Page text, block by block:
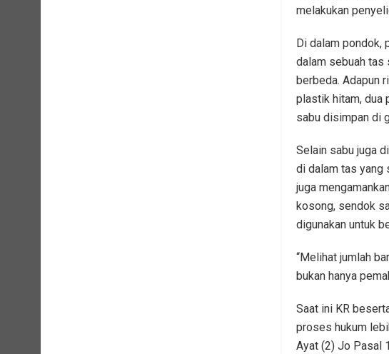
melakukan
Di dalam pondok,
dalam sebuah
berbeda. Adapun
plastik hitam, dua
sabu disimpan di
Selain sabu juga
di dalam tas yang
juga
kosong, sendok
digunakan untuk
“Melihat jumlah
bukan hanya
Saat ini KR
proses hukum
Ayat (2) Jo Pasal